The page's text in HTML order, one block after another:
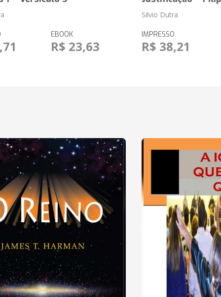
EBOOK
R$ 23,63
Silvio Dutra
IMPRESSO
R$ 38,21